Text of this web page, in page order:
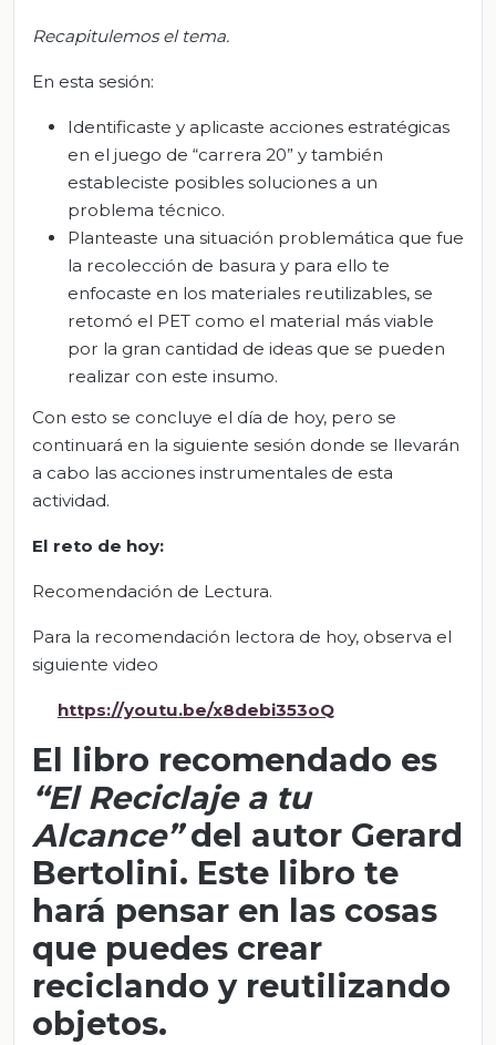
Recapitulemosel tema.
En esta sesión:
Identificaste y aplicaste acciones estratégicas
en el juego de “carrera 20” y también
estableciste posibles soluciones a un
problema técnico.
Planteaste una situación problemática que fue
la recolección de basura y para ello te
enfocaste en los materiales reutilizables, se
retomó el PET como el material más viable
por la gran cantidad de ideas que se pueden
realizar con este insumo.
Con esto se concluye el día de hoy, pero se
continuará en la siguiente sesión donde se llevarán
a cabo las acciones instrumentales de esta
actividad.
El reto de hoy:
Recomendación de Lectura.
Para la recomendación lectora de hoy, observa el
siguiente video
https://youtu.be/x8debi353oQ
El libro recomendado es
“El Reciclaje a tu
Alcance”del autor Gerard
Bertolini. Este libro te
hará pensar en las cosas
que puedes crear
reciclando y reutilizando
objetos.